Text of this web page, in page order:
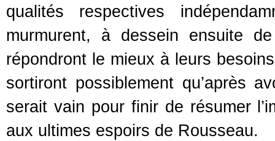
qualités respectives
murmurent, à dessein ensuite
répondront le mieux à leurs
sortiront possiblement qu’après
serait vain pour finir de résumer
aux ultimes espoirs de Rousseau.